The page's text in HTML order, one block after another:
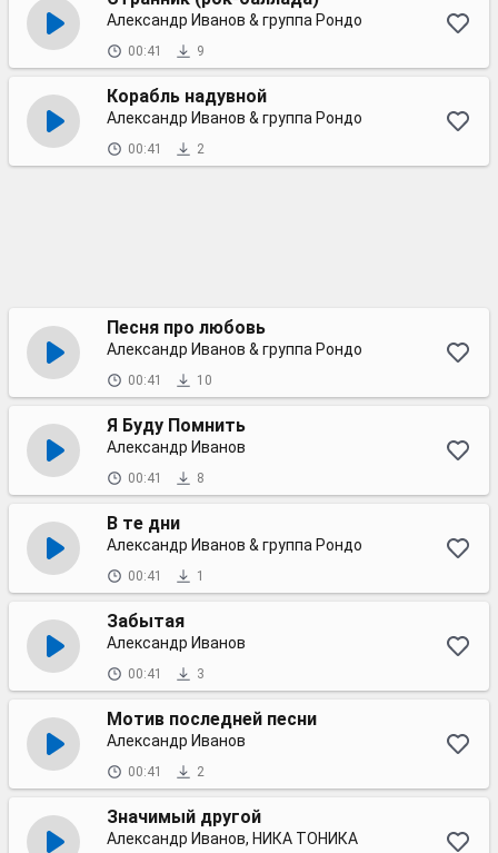
Александр Иванов & группа Рондо
00:41 9
Корабль надувной
Александр Иванов & группа Рондо
00:41 2
Песня про любовь
Александр Иванов & группа Рондо
00:41 10
Я Буду Помнить
Александр Иванов
00:41 8
В те дни
Александр Иванов & группа Рондо
00:41 1
Забытая
Александр Иванов
00:41 3
Мотив последней песни
Александр Иванов
00:41 2
Значимый другой
Александр Иванов, НИКА ТОНИКА